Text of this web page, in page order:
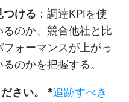
つける ：調達KPIを使
のか、競合他社と比
ォーマンスが上がっ
のかを把握する。
さい。 *追跡すべき